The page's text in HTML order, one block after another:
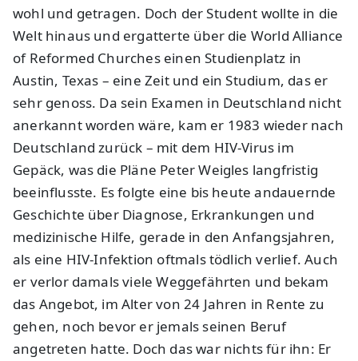
wohl und getragen. Doch der Student wollte in die
Welt hinaus und ergatterte über die World Alliance
of Reformed Churches einen Studienplatz in
Austin, Texas – eine Zeit und ein Studium, das er
sehr genoss. Da sein Examen in Deutschland nicht
anerkannt worden wäre, kam er 1983 wieder nach
Deutschland zurück – mit dem HIV-Virus im
Gepäck, was die Pläne Peter Weigles langfristig
beeinflusste. Es folgte eine bis heute andauernde
Geschichte über Diagnose, Erkrankungen und
medizinische Hilfe, gerade in den Anfangsjahren,
als eine HIV-Infektion oftmals tödlich verlief. Auch
er verlor damals viele Weggefährten und bekam
das Angebot, im Alter von 24 Jahren in Rente zu
gehen, noch bevor er jemals seinen Beruf
angetreten hatte. Doch das war nichts für ihn: Er